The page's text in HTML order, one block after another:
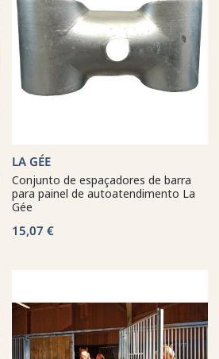
LA GÉE
Conjunto de espaçadores de barra
para painel de autoatendimento La
Gée
15,07 €